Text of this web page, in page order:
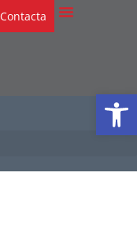
Abrir
Contacta